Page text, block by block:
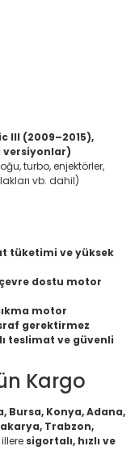
III (2009–2015),
versiyonlar)
turbo, enjektörler,
vb. dahil)
tüketimi ve yüksek
dostu motor
motor
gerektirmez
teslimat ve güvenli
Kargo
Bursa, Konya, Adana,
Trabzon,
sigortalı, hızlı ve